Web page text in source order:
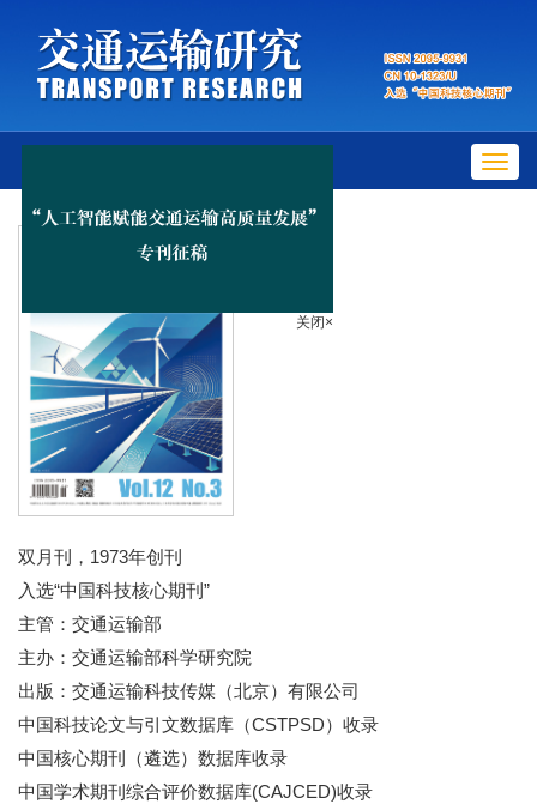
双月刊，1973年创刊
入选“中国科技核心期刊”
主管：交通运输部
主办：交通运输部科学研究院
出版：交通运输科技传媒（北京）有限公司
中国科技论文与引文数据库（CSTPSD）收录
中国核心期刊（遴选）数据库收录
中国学术期刊综合评价数据库(CAJCED)收录